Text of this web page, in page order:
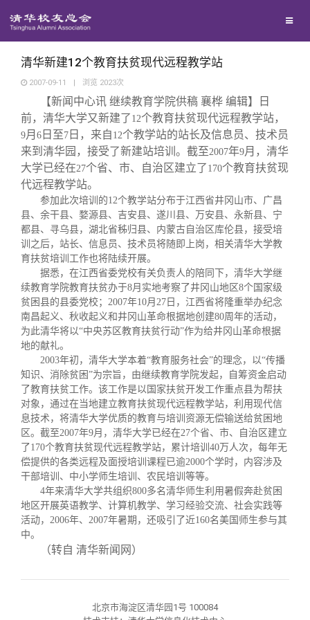
地区联络
年级联络
院系校友工作
兴趣群体
西南联大校友会
回馈母校
捐赠项目
捐赠新闻
捐赠方法
义工计划
媒体平台
《清华校友通讯》
我要订阅
新媒体平台
百年清华
清华故事
青春风采
校友文苑
校友讲坛
校友视界
终身学习
信息化服务
三创大赛
实用信息
校友总会
总会简介
会长致辞
总会章程
理事会名单
制度法规
联系我们
关闭
清华新建12个教育扶贫现代远程教学站
2007-09-11 | 浏览 2023次
【新闻中心讯 继续教育学院供稿 襄桦 编辑】日
前，清华大学又新建了 12个教育扶贫现代远程教学站，
9月 6 日至7 日，来自 12个教学站的站长及信息员、技术员
来到清华园，接受了新建站培训。截至2007年9月，清华
大学已经在27个省、市、自治区建立了 170个教育扶贫现
代远程教学站。
参加此次培训的12个教学站分布于江西省井冈山市、广昌
县、余干县、婺源县、吉安县、遂川县、万安县、永新县、宁
都县、寻乌县，湖北省秭归县、内蒙古自治区库伦县，接受培
训之后，站长、信息员、技术员将随即上岗，相关清华大学教
育扶贫培训工作也将陆续开展。
据悉，在江西省委党校有关负责人的陪同下，清华大学继
续教育学院教育扶贫办于8月实地考察了井冈山地区8个国家级
贫困县的县委党校； 2007年10月 27 日，江西省将隆重举办纪念
南昌起义、秋收起义和井冈山革命根据地创建80周年的活动，
为此清华将以“中央苏区教育扶贫行动”作为给井冈山革命根据
地的献礼。
2003年初，清华大学本着“教育服务社会”的理念，以“传播
知识、消除贫困 ”为宗旨，由继续教育学院发起，自筹资金启动
了教育扶贫工作。该工作是以国家扶贫开发工作重点县为帮扶
对象，通过在当地建立教育扶贫现代远程教学站，利用现代信
息技术，将清华大学优质的教育与培训资源无偿输送给贫困地
区。截至2007年9月，清华大学已经在27个省、市、自治区建立
了 170个教育扶贫现代远程教学站，累计培训 40万人次，每年无
偿提供的各类远程及面授培训课程已逾2000个学时，内容涉及
干部培训、中小学师生培训、农民培训等等。
4年来清华大学共组织800多名清华师生利用暑假奔赴贫困
地区开展英语教学、计算机教学、学习经验交流、社会实践等
活动， 2006年、 2007年暑期，还吸引了近160名美国师生参与其
中。
（转自 清华新闻网）
北京市海淀区清华园1号 100084